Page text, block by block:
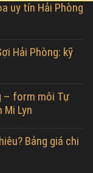
uy tín Hải Phòng
Hải Phòng: kỹ
– form môi Tự
Mi Lyn
Bảng giá chi